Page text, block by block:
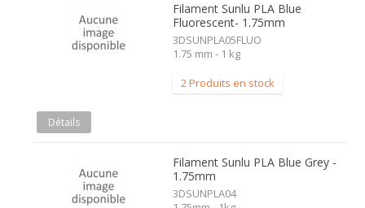
Filament Sunlu PLA Blue
Fluorescent- 1.75mm
3DSUNPLA05FLUO
1.75 mm - 1 kg
2 Produits en stock
Détails
Filament Sunlu PLA Blue Grey -
1.75mm
3DSUNPLA04